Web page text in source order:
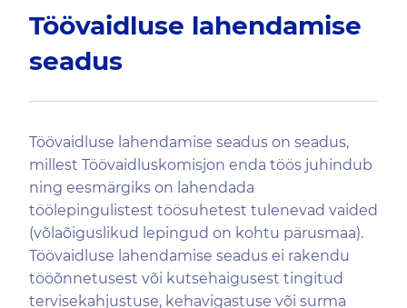
Töövaidluse lahendamise
seadus
Töövaidluse lahendamise seadus on seadus,
millest Töövaidluskomisjon enda töös juhindub
ning eesmärgiks on lahendada
töölepingulistest töösuhetest tulenevad vaided
(võlaõiguslikud lepingud on kohtu pärusmaa).
Töövaidluse lahendamise seadus ei rakendu
tööõnnetusest või kutsehaigusest tingitud
tervisekahjustuse, kehavigastuse või surma